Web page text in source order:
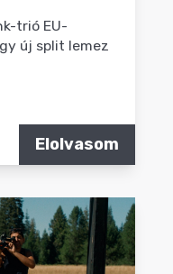
trió EU-
új split lemez
Elolvasom